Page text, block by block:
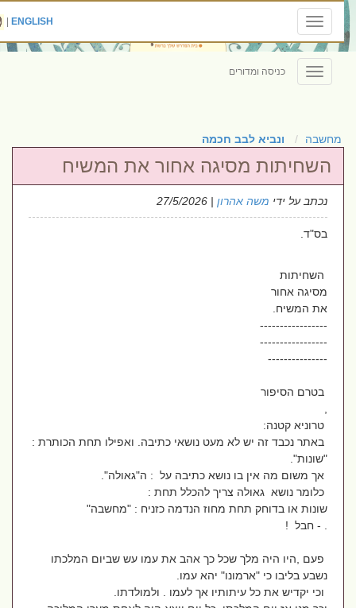
Toggle
navigation
ENGLISH
|
Toggle
navigation
כניסה ומדורים
מחשבה ונביא לבב חכמה
השחיתות מסיגה אחור את המשיח
נכתב על ידימשה אהרון| 27/5/2026
בס"ד.
השחיתות
מסיגה אחור
את המשיח.
-----------------
-----------------
---------------
בטרם הסיפור
טרוניא קטנה:
באתר נכבד זה יש לא מעט נושאי כתיבה. ואפילו תחת הכותרת :
"שונות".
אך משום מה אין בו נושא כתיבה על : ה"גאולה".
כלומר נושא גאולה צריך להכלל תחת :
שונות או בדוחק תחת מחוז הנדמה כזניח : "מחשבה"
. - חבל !
פעם ,היו היה מלך שכל כך אהב את עמו עש שביום המלכתו
נשבע בליבו כי "ארמונו" יהא עמו.
וכי יקדיש את כל עיתותיו אך לעמו . ולמולדתו.